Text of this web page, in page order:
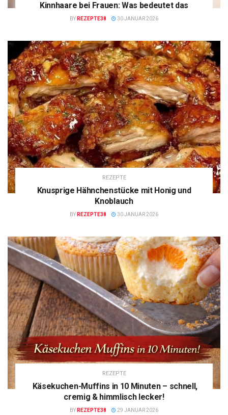
Kinnhaare bei Frauen: Was bedeutet das
BY REZEPTE38 30 JANUAR 2026
REZEPTE
Knusprige Hähnchenstücke mit Honig und
Knoblauch
BY REZEPTE38 30 JANUAR 2026
REZEPTE
Käsekuchen-Muffins in 10 Minuten – schnell,
cremig & himmlisch lecker!
BY REZEPTE38 29 JANUAR 2026